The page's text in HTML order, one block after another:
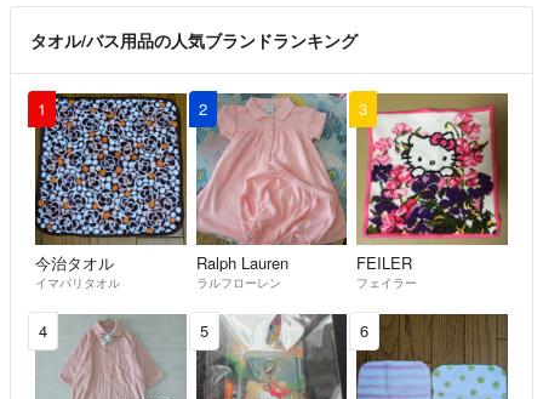
タオル/バス用品の人気ブランドランキング
1
今治タオル
イマバリタオル
2
Ralph Lauren
ラルフローレン
3
FEILER
フェイラー
4 5 6